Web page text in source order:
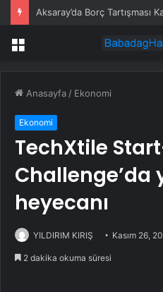
Aksaray’da Borç Tartışması
Menü
Anasayfa / Ekonomi
Ekonomi
TechXtile
Challenge’da
heyecanı
YILDIRIM KIRIŞ Kasım 26,
2 dakika okuma süresi